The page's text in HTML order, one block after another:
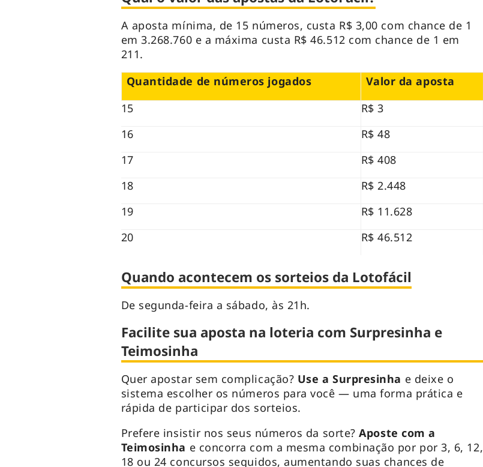
A aposta mínima, de 15 números, custa R$ 3,00 com chance de 1
em 3.268.760 e a máxima custa R$ 46.512 com chance de 1 em
211.
Quantidade de números jogados
Valor da aposta
15
R$ 3
16
R$ 48
17
R$ 408
18
R$ 2.448
19
R$ 11.628
20
R$ 46.512
Quando acontecem os sorteios da Lotofácil
De segunda-feira a sábado, às 21h.
Facilite sua aposta na loteria com Surpresinha e
Teimosinha
Quer apostar sem complicação? Use a Surpresinha e deixe o
sistema escolher os números para você — uma forma prática e
rápida de participar dos sorteios.
Prefere insistir nos seus números da sorte? Aposte com a
Teimosinha e concorra com a mesma combinação por por 3, 6, 12,
18 ou 24 concursos seguidos, aumentando suas chances de